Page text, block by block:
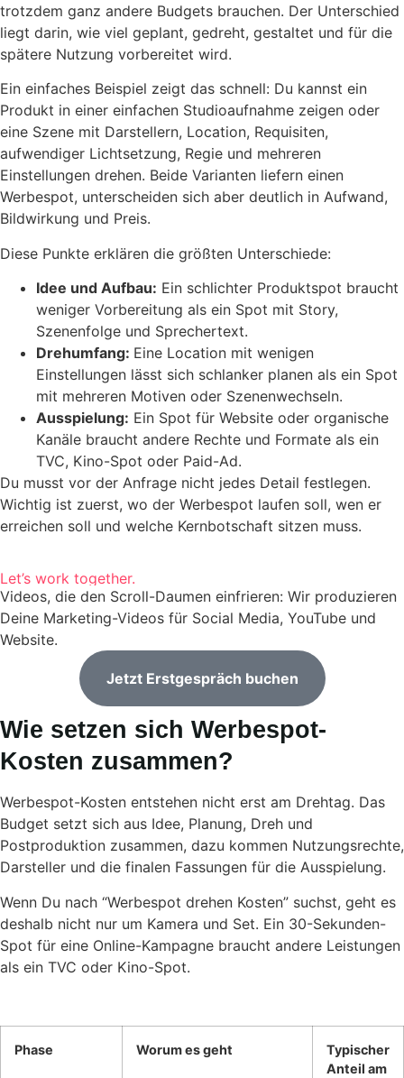
trotzdem ganz andere Budgets brauchen. Der Unterschied
liegt darin, wie viel geplant, gedreht, gestaltet und für die
spätere Nutzung vorbereitet wird.
Ein einfaches Beispiel zeigt das schnell: Du kannst ein
Produkt in einer einfachen Studioaufnahme zeigen oder
eine Szene mit Darstellern, Location, Requisiten,
aufwendiger Lichtsetzung, Regie und mehreren
Einstellungen drehen. Beide Varianten liefern einen
Werbespot, unterscheiden sich aber deutlich in Aufwand,
Bildwirkung und Preis.
Diese Punkte erklären die größten Unterschiede:
Idee und Aufbau: Ein schlichter Produktspot braucht
weniger Vorbereitung als ein Spot mit Story,
Szenenfolge und Sprechertext.
Drehumfang: Eine Location mit wenigen
Einstellungen lässt sich schlanker planen als ein Spot
mit mehreren Motiven oder Szenenwechseln.
Ausspielung: Ein Spot für Website oder organische
Kanäle braucht andere Rechte und Formate als ein
TVC, Kino-Spot oder Paid-Ad.
Du musst vor der Anfrage nicht jedes Detail festlegen.
Wichtig ist zuerst, wo der Werbespot laufen soll, wen er
erreichen soll und welche Kernbotschaft sitzen muss.
Let’s work together.
Videos, die den Scroll-Daumen einfrieren: Wir produzieren
Deine Marketing-Videos für Social Media, YouTube und
Website.
Jetzt Erstgespräch buchen
Wie setzen sich Werbespot-
Kosten zusammen?
Werbespot-Kosten entstehen nicht erst am Drehtag. Das
Budget setzt sich aus Idee, Planung, Dreh und
Postproduktion zusammen, dazu kommen Nutzungsrechte,
Darsteller und die finalen Fassungen für die Ausspielung.
Wenn Du nach “Werbespot drehen Kosten” suchst, geht es
deshalb nicht nur um Kamera und Set. Ein 30-Sekunden-
Spot für eine Online-Kampagne braucht andere Leistungen
als ein TVC oder Kino-Spot.
Phase Worum es geht
Typischer
Anteil am